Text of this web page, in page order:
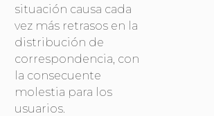
situación causa cada
vez más retrasos en la
distribución de
correspondencia, con
la consecuente
molestia para los
usuarios.